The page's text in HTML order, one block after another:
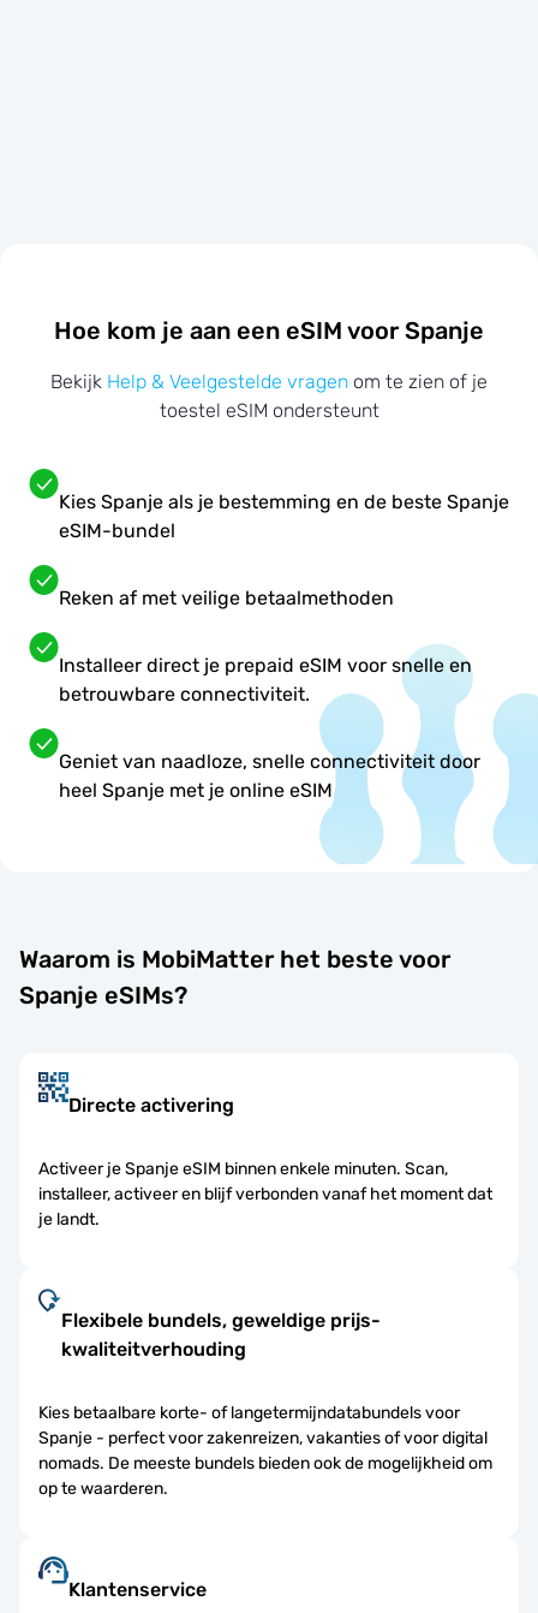
Hoe kom je aan een eSIM voor Spanje
Bekijk Help & Veelgestelde vragen om te zien of je
toestel eSIM ondersteunt
Kies Spanje als je bestemming en de beste Spanje
eSIM-bundel
Reken af met veilige betaalmethoden
Installeer direct je prepaid eSIM voor snelle en
betrouwbare connectiviteit.
Geniet van naadloze, snelle connectiviteit door
heel Spanje met je online eSIM
Waarom is MobiMatter het beste voor
Spanje eSIMs?
Directe activering
Activeer je Spanje eSIM binnen enkele minuten. Scan,
installeer, activeer en blijf verbonden vanaf het moment dat
je landt.
Flexibele bundels, geweldige prijs-
kwaliteitverhouding
Kies betaalbare korte- of langetermijndatabundels voor
Spanje - perfect voor zakenreizen, vakanties of voor digital
nomads. De meeste bundels bieden ook de mogelijkheid om
op te waarderen.
Klantenservice